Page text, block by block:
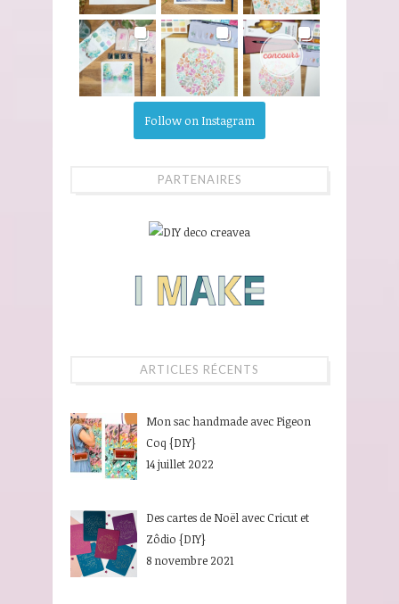
Follow on Instagram
PARTENAIRES
ARTICLES RÉCENTS
Mon sac handmade avec Pigeon
Coq {DIY}
14 juillet 2022
Des cartes de Noël avec Cricut et
Zôdio {DIY}
8 novembre 2021